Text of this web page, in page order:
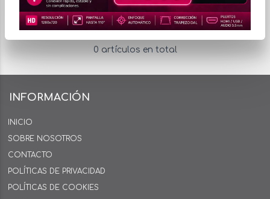
0 artículos en total
INFORMACIÓN
INICIO
SOBRE NOSOTROS
CONTACTO
POLÍTICAS DE PRIVACIDAD
POLÍTICAS DE COOKIES